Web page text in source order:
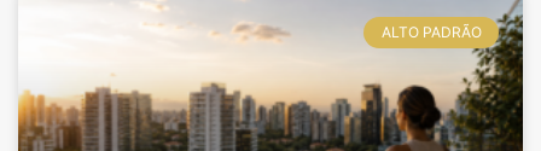
ALTO PADRÃO